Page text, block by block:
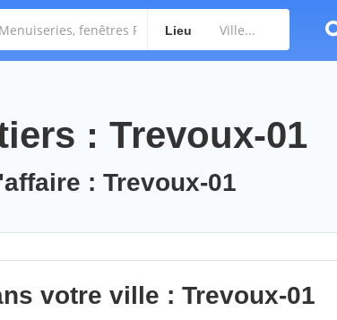
Lieu
: Trevoux-01
: Trevoux-01
votre ville : Trevoux-01